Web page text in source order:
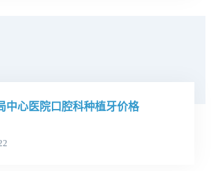
中心医院口腔科种植牙价格